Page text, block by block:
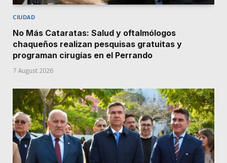
CIUDAD
No Más Cataratas: Salud y oftalmólogos
chaqueños realizan pesquisas gratuitas y
programan cirugías en el Perrando
7 August 2026